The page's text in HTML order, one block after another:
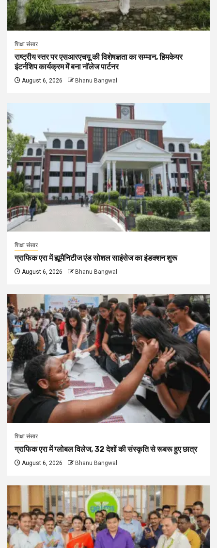
शिक्षा संसार
राष्ट्रीय स्तर पर एसआरएचयू की विशेषज्ञता का सम्मान, हिमकेयर
इंटर्नशिप कार्यक्रम में बना नॉलेज पार्टनर
August 6, 2026 Bhanu Bangwal
शिक्षा संसार
ग्राफिक एरा में ह्यूमैनिटीज एंड सोशल साइंसेज का इंडक्शन शुरू
August 6, 2026 Bhanu Bangwal
शिक्षा संसार
ग्राफिक एरा में ग्लोबल विलेज, 32 देशों की संस्कृति से रूबरू हुए छात्र
August 6, 2026 Bhanu Bangwal